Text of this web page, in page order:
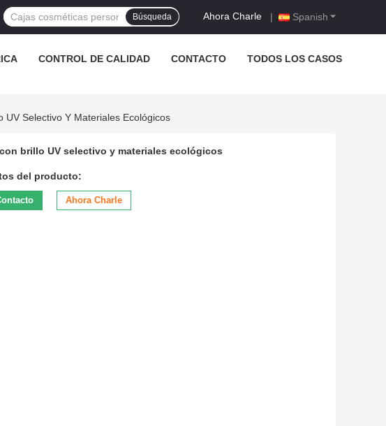
Spanish
Ahora Charle |
Búsqueda
CONTROL DE CALIDAD CONTACTO TODOS LOS CASOS
UV Selectivo Y Materiales Ecológicos
brillo UV selectivo y materiales ecológicos
del producto:
Ahora Charle